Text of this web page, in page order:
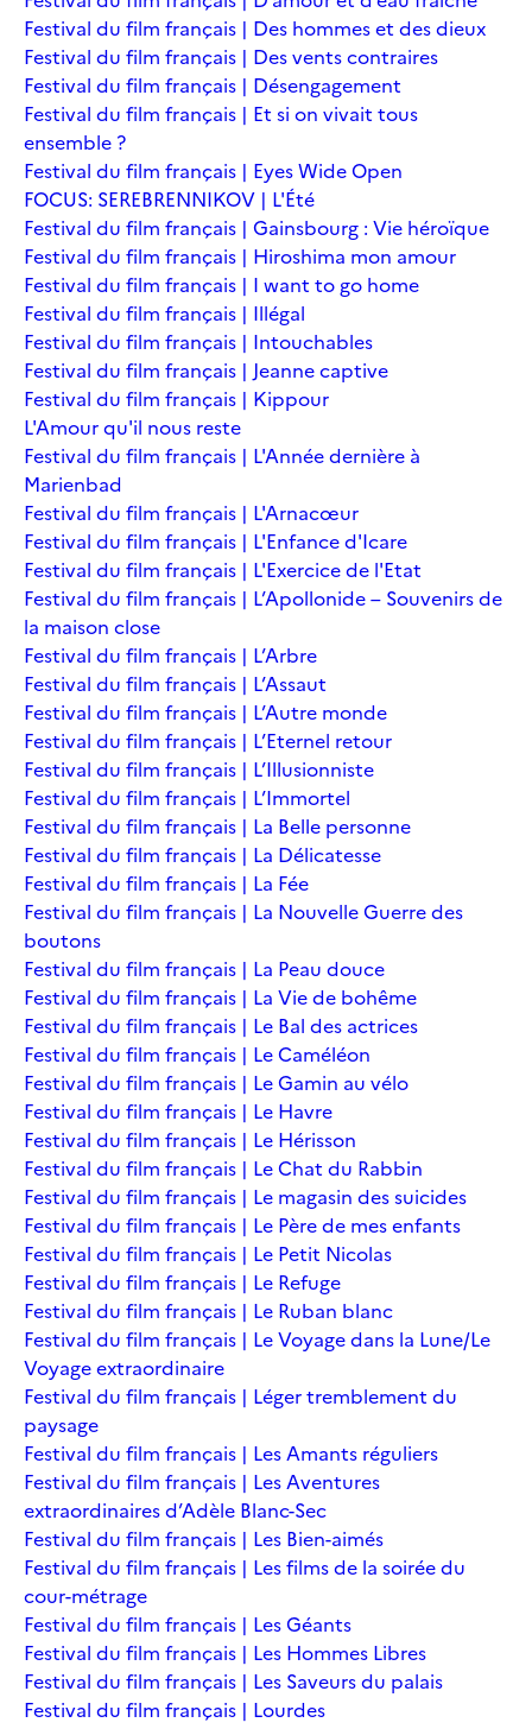
Festival du film français | Des hommes et des dieux
Festival du film français | Des vents contraires
Festival du film français | Désengagement
Festival du film français | Et si on vivait tous
ensemble ?
Festival du film français | Eyes Wide Open
FOCUS: SEREBRENNIKOV | L'Été
Festival du film français | Gainsbourg : Vie héroïque
Festival du film français | Hiroshima mon amour
Festival du film français | I want to go home
Festival du film français | Illégal
Festival du film français | Intouchables
Festival du film français | Jeanne captive
Festival du film français | Kippour
L'Amour qu'il nous reste
Festival du film français | L'Année dernière à
Marienbad
Festival du film français | L'Arnacœur
Festival du film français | L'Enfance d'Icare
Festival du film français | L'Exercice de l'Etat
Festival du film français | L’Apollonide – Souvenirs de
la maison close
Festival du film français | L’Arbre
Festival du film français | L’Assaut
Festival du film français | L’Autre monde
Festival du film français | L’Eternel retour
Festival du film français | L’Illusionniste
Festival du film français | L’Immortel
Festival du film français | La Belle personne
Festival du film français | La Délicatesse
Festival du film français | La Fée
Festival du film français | La Nouvelle Guerre des
boutons
Festival du film français | La Peau douce
Festival du film français | La Vie de bohême
Festival du film français | Le Bal des actrices
Festival du film français | Le Caméléon
Festival du film français | Le Gamin au vélo
Festival du film français | Le Havre
Festival du film français | Le Hérisson
Festival du film français | Le Chat du Rabbin
Festival du film français | Le magasin des suicides
Festival du film français | Le Père de mes enfants
Festival du film français | Le Petit Nicolas
Festival du film français | Le Refuge
Festival du film français | Le Ruban blanc
Festival du film français | Le Voyage dans la Lune/Le
Voyage extraordinaire
Festival du film français | Léger tremblement du
paysage
Festival du film français | Les Amants réguliers
Festival du film français | Les Aventures
extraordinaires d’Adèle Blanc-Sec
Festival du film français | Les Bien-aimés
Festival du film français | Les films de la soirée du
cour-métrage
Festival du film français | Les Géants
Festival du film français | Les Hommes Libres
Festival du film français | Les Saveurs du palais
Festival du film français | Lourdes